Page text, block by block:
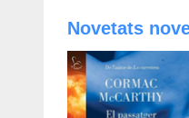
Novetats